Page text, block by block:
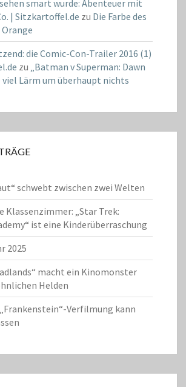
smart wurde: Abenteuer mit
| Sitzkartoffel.de zu Die Farbe des
die Comic-Con-Trailer 2016 (1)
zu „Batman v Superman: Dawn
viel Lärm um überhaupt nichts
schwebt zwischen zwei Welten
Klassenzimmer: „Star Trek:
ist eine Kinderüberraschung
2025
macht ein Kinomonster
Helden
Verfilmung kann